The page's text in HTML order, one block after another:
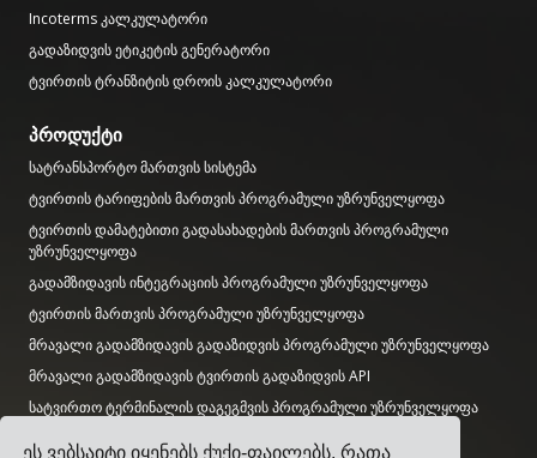
ეს ვებსაიტი იყენებს ქუქი-ფაილებს, რათა
Incoterms კალკულატორი
გადაზიდვის ეტიკეტის გენერატორი
ტვირთის ტრანზიტის დროის კალკულატორი
პროდუქტი
სატრანსპორტო მართვის სისტემა
ტვირთის ტარიფების მართვის პროგრამული უზრუნველყოფა
ტვირთის დამატებითი გადასახადების მართვის პროგრამული
უზრუნველყოფა
გადამზიდავის ინტეგრაციის პროგრამული უზრუნველყოფა
ტვირთის მართვის პროგრამული უზრუნველყოფა
მრავალი გადამზიდავის გადაზიდვის პროგრამული უზრუნველყოფა
მრავალი გადამზიდავის ტვირთის გადაზიდვის API
სატვირთო ტერმინალის დაგეგმვის პროგრამული უზრუნველყოფა
ლოგისტიკის დეპარტამენტის პროგრამული უზრუნველყოფა